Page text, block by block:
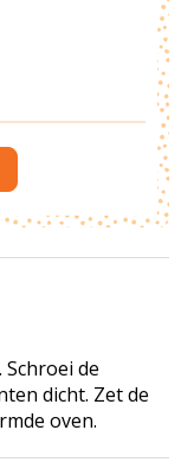
de
dicht. Zet de
oven.